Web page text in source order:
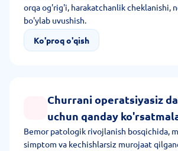
orqa og'rig'i, harakatchanlik cheklanishi,
bo'ylab uvushish.
Ko'proq o'qish
Churrani operatsiyasiz
uchun qanday
Bemor patologik rivojlanish bosqichida,
simptom va kechishlarsiz murojaat